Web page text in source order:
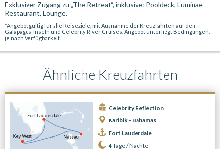
Exklusiver Zugang zu „The Retreat“, inklusive: Pooldeck, Luminae
Restaurant, Lounge.
*Angebot gültig für alle Reiseziele, mit Ausnahme der Kreuzfahrten auf den
Galapagos-Inseln und Celebrity River Cruises. Angebot unterliegt Bedingungen,
je nach Verfügbarkeit.
Ähnliche Kreuzfahrten
Celebrity Reflection
Karibik - Bahamas
Fort Lauderdale
4Tage /Nächte